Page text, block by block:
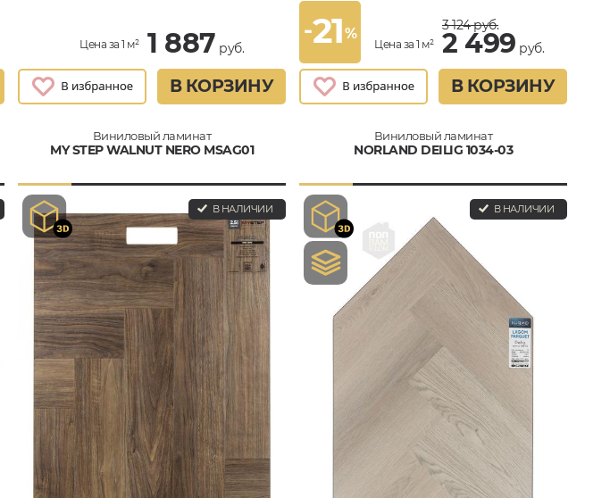
Цена за 1 м² 1 887 руб.
В КОРЗИНУ
-21%
Цена за 1 м²
3 124руб.
2 499 руб.
В КОРЗИНУ
Виниловый ламинат
MY STEP WALNUT NERO MSAG01
В НАЛИЧИИ
Виниловый ламинат
NORLAND DEILIG 1034-03
В НАЛИЧИИ